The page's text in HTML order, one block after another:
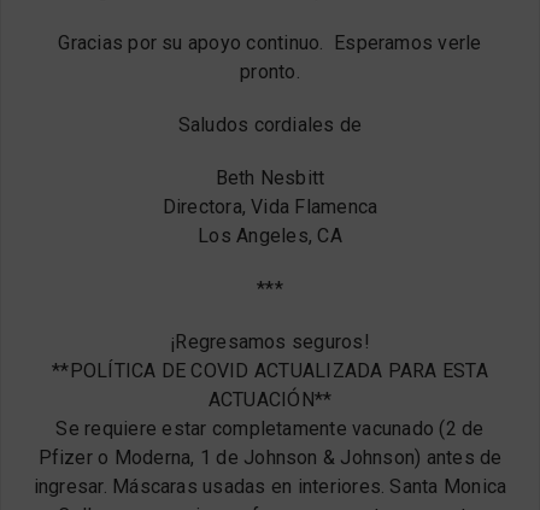
Gracias por su apoyo continuo. Esperamos verle
pronto.
Saludos cordiales de
Beth Nesbitt
Directora, Vida Flamenca
Los Angeles, CA
***
¡Regresamos seguros!
**POLÍTICA DE COVID ACTUALIZADA PARA ESTA
ACTUACIÓN**
Se requiere estar completamente vacunado (2 de
Pfizer o Moderna, 1 de Johnson & Johnson) antes de
ingresar. Máscaras usadas en interiores. Santa Monica